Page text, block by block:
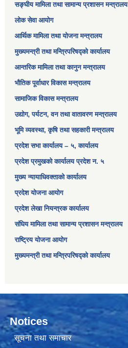
सङ्‍घीय मामिला तथा सामान्य प्रशासन मन्त्रालय
लोक सेवा आयोग
आर्थिक मामिला तथा योजना मन्त्रालय​
मुख्यमन्त्री तथा मन्त्रिपरिषद्को कार्यालय
आन्तरिक मामिला तथा कानुन मन्त्रालय
भौतिक पूर्वाधार विकास मन्त्रालय
सामाजिक विकास मन्त्रालय
उद्योग, पर्यटन, वन तथा वातावरण मन्त्रालय
भूमि व्यवस्था, कृषि तथा सहकारी मन्त्रालय
प्रदेश सभा कार्यालय – ५, कार्यालय
प्रदेश प्रमुखको कार्यालय प्रदेश न. ५
मुख्य न्यायाधिवक्ताको कार्यालय
प्रदेश योजना आयोग
प्रदेश लेखा नियन्त्रक कार्यालय
संघिय मामिला तथा सामान्य प्रशासन मन्त्रालय
राष्ट्रिय योजना आयोग
मुख्यमन्त्री तथा मन्त्रिपरिषद्को कार्यालय
Notices
सूचना तथा समाचार